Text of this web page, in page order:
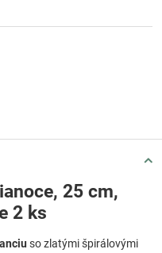
25 cm,
2 ks
so zlatými špirálovými